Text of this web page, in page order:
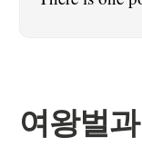
여왕벌